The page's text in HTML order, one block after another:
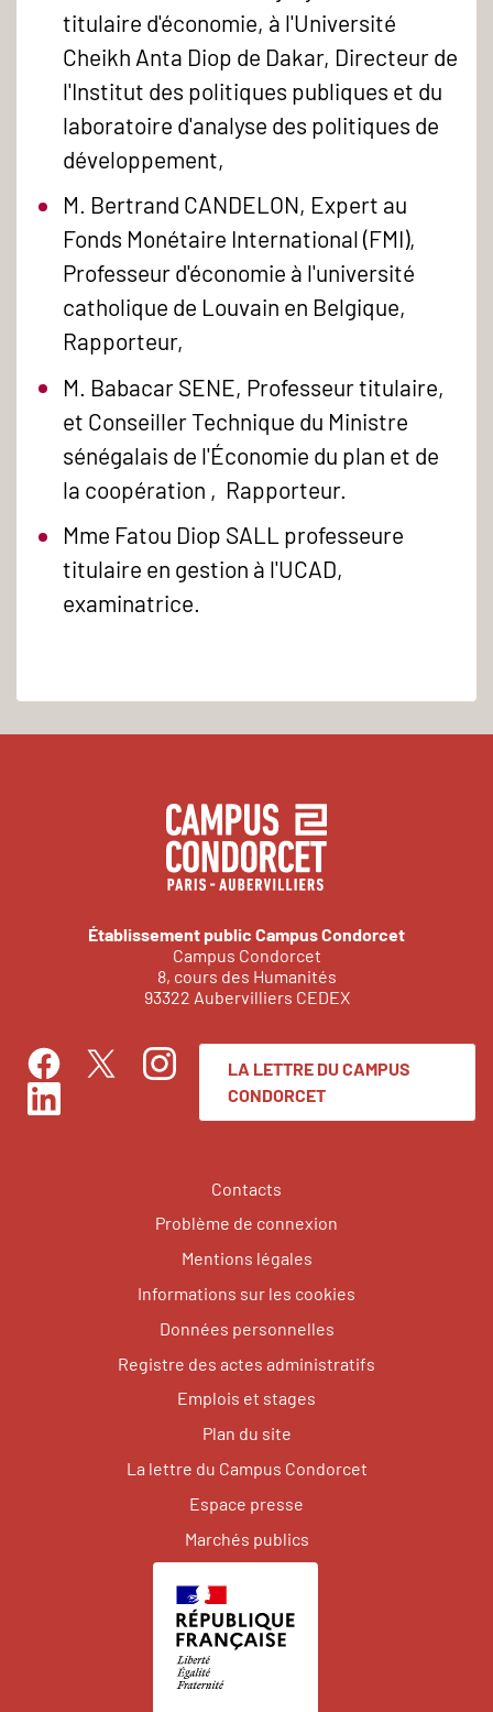
titulaire d'économie, à l'Université
Cheikh Anta Diop de Dakar, Directeur de
l'Institut des politiques publiques et du
laboratoire d'analyse des politiques de
développement,
M. Bertrand CANDELON, Expert au
Fonds Monétaire International (FMI),
Professeur d'économie à l'université
catholique de Louvain en Belgique,
Rapporteur,
M. Babacar SENE, Professeur titulaire,
et Conseiller Technique du Ministre
sénégalais de l'Économie du plan et de
la coopération , Rapporteur.
Mme Fatou Diop SALL professeure
titulaire en gestion à l'UCAD,
examinatrice.
Établissement public Campus Condorcet
Campus Condorcet
8, cours des Humanités
93322 Aubervilliers CEDEX
FacebookTwitterInstagram
LinkedIn
LA LETTRE DU CAMPUS
CONDORCET
Contacts
Problème de connexion
Mentions légales
Informations sur les cookies
Données personnelles
Registre des actes administratifs
Emplois et stages
Plan du site
La lettre du Campus Condorcet
Espace presse
Marchés publics